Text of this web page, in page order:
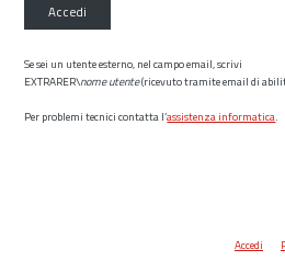
Accedi
Se sei un utente esterno, nel campo email, scrivi
EXTRARER\nome utente(ricevuto tramite email di
Per problemi tecnici contatta l’assistenza informatica.
Accedi